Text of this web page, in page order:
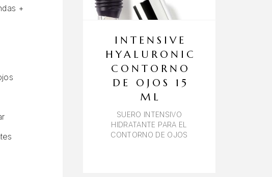
+
INTENSIVE
HYALURONIC
CONTORNO
DE OJOS 15
ML
SUERO INTENSIVO
HIDRATANTE PARA EL
CONTORNO DE OJOS